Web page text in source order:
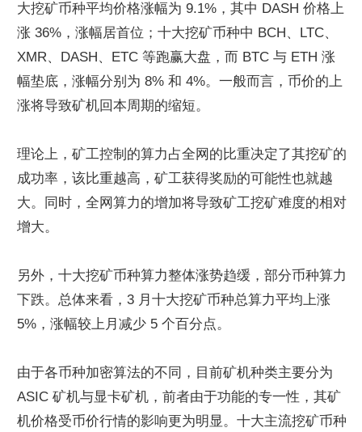
大挖矿币种平均价格涨幅为 9.1%，其中 DASH 价格上
涨 36%，涨幅居首位；十大挖矿币种中 BCH、LTC、
XMR、DASH、ETC 等跑赢大盘，而 BTC 与 ETH 涨
幅垫底，涨幅分别为 8% 和 4%。一般而言，币价的上
涨将导致矿机回本周期的缩短。
理论上，矿工控制的算力占全网的比重决定了其挖矿的
成功率，该比重越高，矿工获得奖励的可能性也就越
大。同时，全网算力的增加将导致矿工挖矿难度的相对
增大。
另外，十大挖矿币种算力整体涨势趋缓，部分币种算力
下跌。总体来看，3 月十大挖矿币种总算力平均上涨
5%，涨幅较上月减少 5 个百分点。
由于各币种加密算法的不同，目前矿机种类主要分为
ASIC 矿机与显卡矿机，前者由于功能的专一性，其矿
机价格受币价行情的影响更为明显。十大主流挖矿币种